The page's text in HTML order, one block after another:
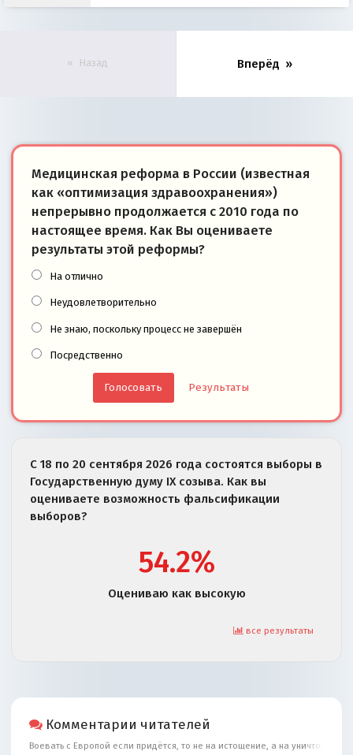
Назад Вперёд
Медицинская реформа в России (известная
как «оптимизация здравоохранения»)
непрерывно продолжается с 2010 года по
настоящее время. Как Вы оцениваете
результаты этой реформы?
На отлично
Неудовлетворительно
Не знаю, поскольку процесс не завершён
Посредственно
Результаты
С 18 по 20 сентября 2026 года состоятся выборы в
Государственную думу IX созыва. Как вы
оцениваете возможность фальсификации
выборов?
54.2%
Оцениваю как высокую
все результаты
Комментарии читателей
Воевать с Европой если придётся, то не на истощение, а на уничтожение